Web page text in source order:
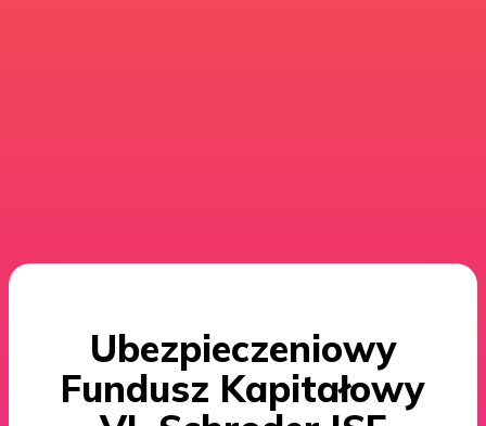
Ubezpieczeniowy
Fundusz Kapitałowy